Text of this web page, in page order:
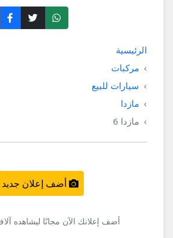
الرئيسية
مركبات
سيارات للبيع
مازدا
مازدا 6
أضف إعلان جديد
أضف إعلانك الآن مجانًا ليشاهده